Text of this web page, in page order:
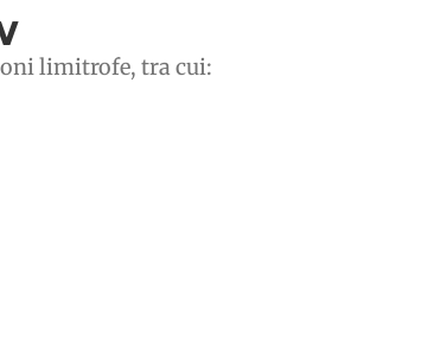
limitrofe, tra cui: